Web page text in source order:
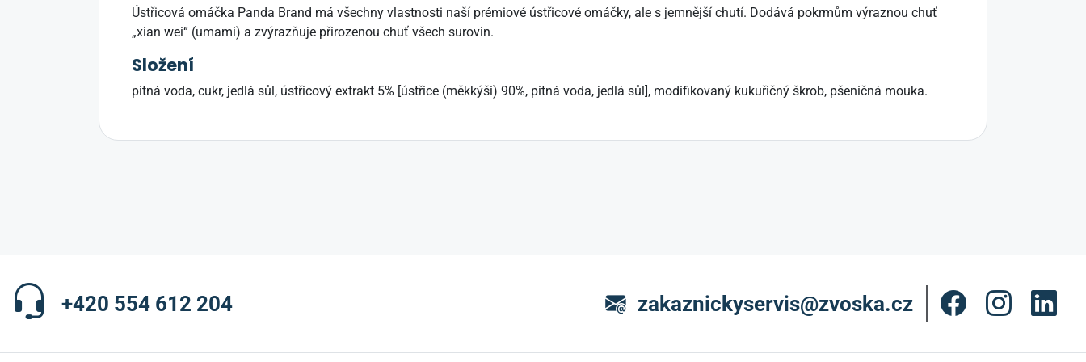
Ústřicová omáčka Panda Brand má všechny vlastnosti naší prémiové ústřicové omáčky, ale s jemnější chutí. Dodává pokrmům výraznou chuť
„xian wei“ (umami) a zvýrazňuje přirozenou chuť všech surovin.
Složení
pitná voda, cukr, jedlá sůl, ústřicový extrakt 5% [ústřice (měkkýši) 90%, pitná voda, jedlá sůl], modifikovaný kukuřičný škrob, pšeničná mouka.
+420 554 612 204 zakaznickyservis@zvoska.cz